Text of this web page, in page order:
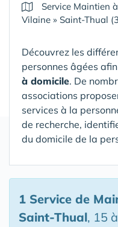
Service Maintien
Vilaine » Saint-Thual
Découvrez les
personnes âgées
à domicile. De
associations
services à la
de recherche,
du domicile de la
1 Service de
Saint-Thual, 15